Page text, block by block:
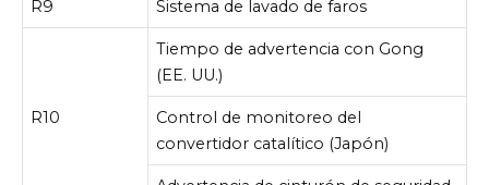
R9 Sistema de lavado de faros
R10
Tiempo de advertencia con Gong
(EE. UU.)
Control de monitoreo del
convertidor catalítico (Japón)